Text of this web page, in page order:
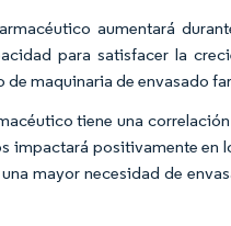
aumentará
para satisfacer la
maquinaria de envasado
tiene una
impactará positivamente en
mayor necesidad de